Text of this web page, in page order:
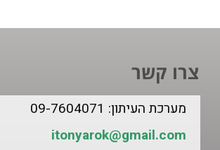
צרו קשר
מערכת העיתון: 09-7604071
itonyarok@gmail.com